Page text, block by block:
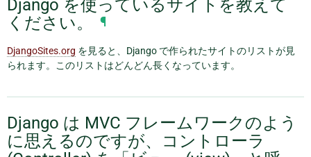
Django を使っているサイトを教えて
ください。
¶
DjangoSites.org を見ると、Django で作られたサイトのリストが見
られます。このリストはどんどん長くなっています。
Django は MVC フレームワークのよう
に思えるのですが、コントローラ